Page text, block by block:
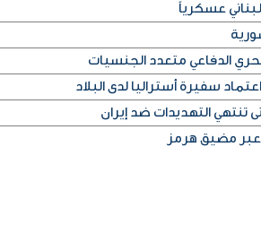
عسكرياً
الدفاعي متعدد الجنسيات
سفيرة أستراليا لدى البلاد
التهديدات ضد إيران
عبر مضيق هرمز